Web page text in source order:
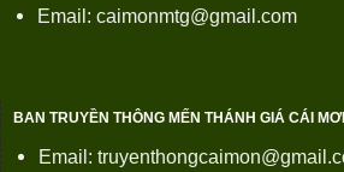
Email: caimonmtg@gmail.com
BAN TRUYỀN THÔNG MẾN THÁNH GIÁ CÁI
Email: